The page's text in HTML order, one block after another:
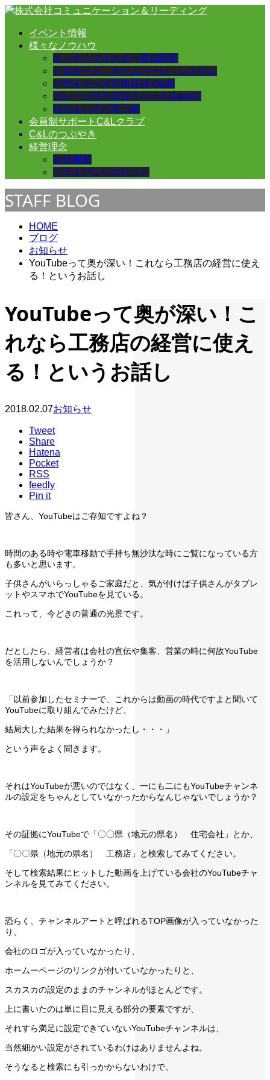
イベント情報
様々なノウハウ
キッチンマイスター養成講座
ビルダーズ・ホームページ・システム
デザイナーズ戸建賃貸 Oleth
ガレージ付き賃貸アパートGarenT
頭のよい子が育つ家
会員制サポートC&Lクラブ
C&Lのつぶやき
経営理念
会社概要
プライバシーポリシー
STAFF BLOG
HOME
ブログ
お知らせ
YouTubeって奥が深い！これなら工務店の経営に使え
る！というお話し
YouTubeって奥が深い！こ
れなら工務店の経営に使え
る！というお話し
2018.02.07お知らせ
Tweet
Share
Hatena
Pocket
RSS
feedly
Pin it
皆さん、YouTubeはご存知ですよね？
時間のある時や電車移動で手持ち無沙汰な時にご覧になっている方
も多いと思います。
子供さんがいらっしゃるご家庭だと、気が付けば子供さんがタブレ
ットやスマホでYouTubeを見ている。
これって、今どきの普通の光景です。
だとしたら、経営者は会社の宣伝や集客、営業の時に何故YouTube
を活用しないんでしょうか？
「以前参加したセミナーで、これからは動画の時代ですよと聞いて
YouTubeに取り組んでみたけど、
結局大した結果を得られなかったし・・・」
という声をよく聞きます。
それはYouTubeが悪いのではなく、一にも二にもYouTubeチャンネ
ルの設定をちゃんとしていなかったからなんじゃないでしょうか？
その証拠にYouTubeで「〇〇県（地元の県名） 住宅会社」とか、
「〇〇県（地元の県名） 工務店」と検索してみてください。
そして検索結果にヒットした動画を上げている会社のYouTubeチャ
ンネルを見てみてください。
恐らく、チャンネルアートと呼ばれるTOP画像が入っていなかった
り、
会社のロゴが入っていなかったり、
ホームーページのリンクが付いていなかったりと、
スカスカの設定のままのチャンネルがほとんどです。
上に書いたのは単に目に見える部分の要素ですが、
それすら満足に設定できていないYouTubeチャンネルは、
当然細かい設定がされているわけはありませんよね。
そうなると検索にも引っかからないわけで、